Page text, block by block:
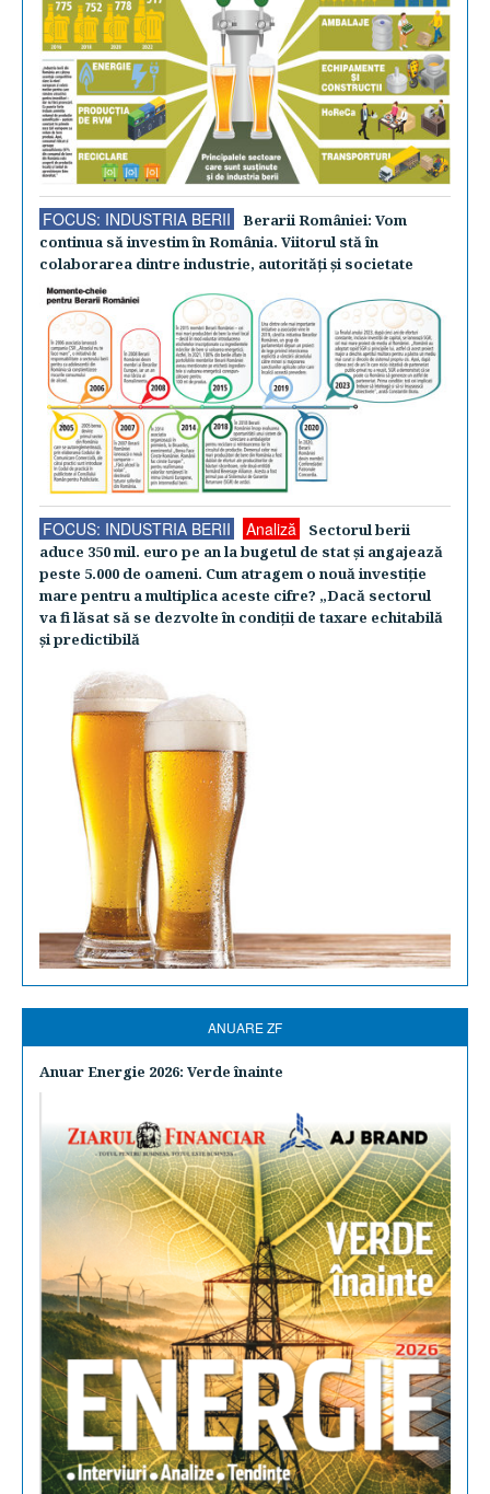
FOCUS: INDUSTRIA BERII
Berarii României: Vom
continua să investim în România. Viitorul stă în
colaborarea dintre industrie, autorităţi şi societate
FOCUS: INDUSTRIA BERII Analiză
Sectorul berii
aduce 350 mil. euro pe an la bugetul de stat şi angajează
peste 5.000 de oameni. Cum atragem o nouă investiţie
mare pentru a multiplica aceste cifre? „Dacă sectorul
va fi lăsat să se dezvolte în condiţii de taxare echitabilă
şi predictibilă
ANUARE ZF
Anuar Energie 2026: Verde înainte